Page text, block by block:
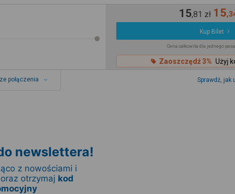
15,81 zł 15,
Kup Bilet
Cena całkowita dla jednego
Zaoszczędź 3% Użyj
połączenia Sprawdź, jak
newslettera!
z nowościami i
otrzymaj kod